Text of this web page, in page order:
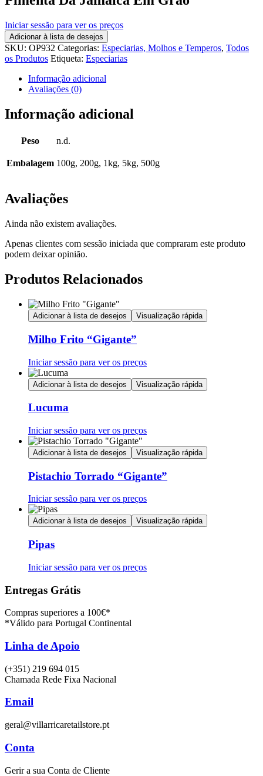
Iniciar sessão para ver os preços
Adicionar à lista de desejos
SKU: OP932 Categorias: Especiarias, Molhos e Temperos, Todos
os Produtos Etiqueta: Especiarias
Informação adicional
Avaliações (0)
Informação adicional
Peso n.d.
Embalagem 100g, 200g, 1kg, 5kg, 500g
Avaliações
Ainda não existem avaliações.
Apenas clientes com sessão iniciada que compraram este produto
podem deixar opinião.
Produtos Relacionados
Adicionar à lista de desejos Visualização rápida
Milho Frito “Gigante”
Iniciar sessão para ver os preços
Adicionar à lista de desejos Visualização rápida
Lucuma
Iniciar sessão para ver os preços
Adicionar à lista de desejos Visualização rápida
Pistachio Torrado “Gigante”
Iniciar sessão para ver os preços
Adicionar à lista de desejos Visualização rápida
Pipas
Iniciar sessão para ver os preços
Entregas Grátis
Compras superiores a 100€*
*Válido para Portugal Continental
Linha de Apoio
(+351) 219 694 015
Chamada Rede Fixa Nacional
Email
geral@villarricaretailstore.pt
Conta
Gerir a sua Conta de Cliente